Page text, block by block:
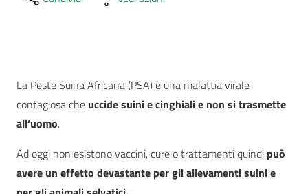
La Peste Suina Africana (PSA) è una malattia virale
contagiosa che uccide suini e cinghiali e non si trasmette
all’uomo.
Ad oggi non esistono vaccini, cure o trattamenti quindi può
avere un effetto devastante per gli allevamenti suini e